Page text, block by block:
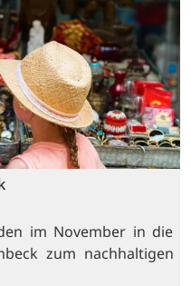
im November in die
zum nachhaltigen